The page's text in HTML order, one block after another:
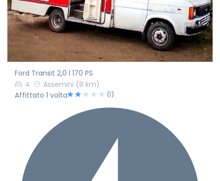
Ford Transit 2,0 l 170 PS
4
Assemini (8 km)
Affittato 1 volta
(1)